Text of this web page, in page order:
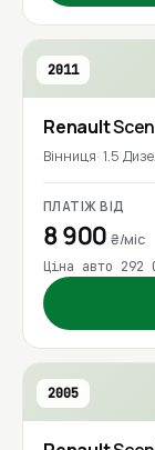
2011
Renault
Вінниця 1.5
ПЛАТІЖ ВІД
8 900₴/міс
Ціна авто 292
2005